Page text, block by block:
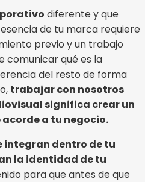
diferente y que
de tu marca requiere
previo y un trabajo
comunicar qué es la
del resto de forma
trabajar con nosotros
significa crear un
a tu negocio.
integran dentro de tu
la identidad de tu
para que antes de que